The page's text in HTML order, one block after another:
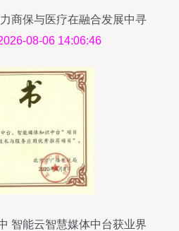
商保与医疗在融合发展中寻
大公约数
08-06 14:06:46
智能云智慧媒体中台获业界